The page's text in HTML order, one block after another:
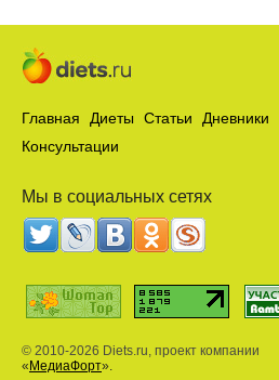
Главная Диеты Статьи Дневники
Консультации
Мы в социальных сетях
© 2010-2026 Diets.ru, проект компании
« МедиаФорт».